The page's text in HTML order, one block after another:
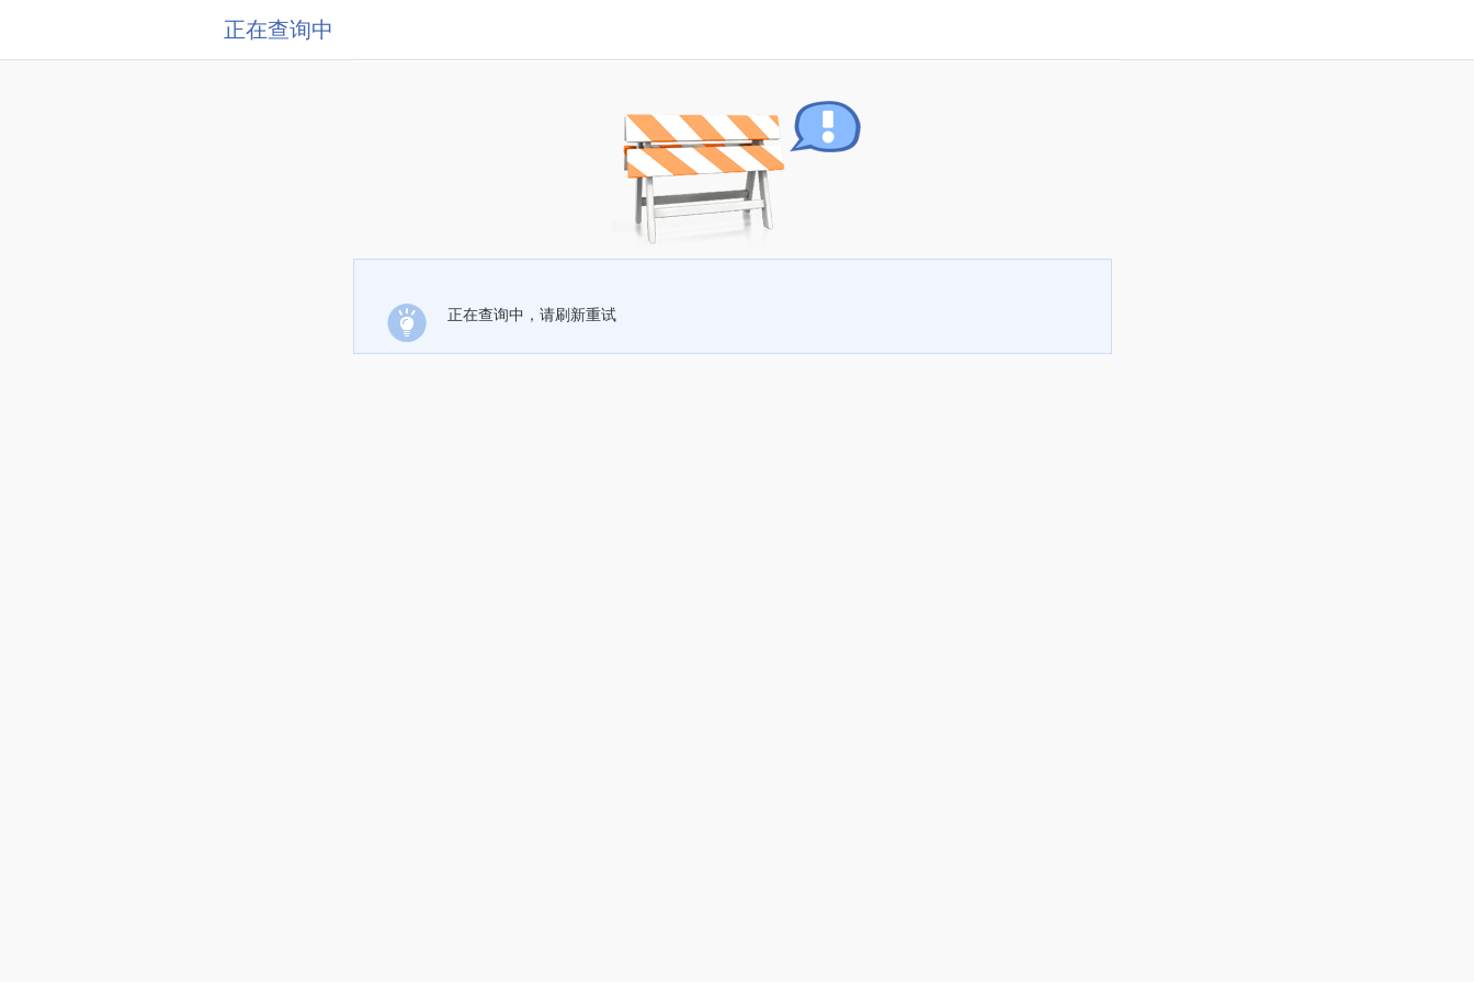
正在查询中
正在查询中，请刷新重试